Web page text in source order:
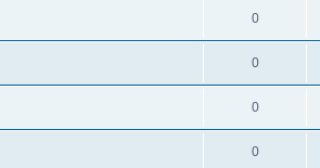
0
0
0
0